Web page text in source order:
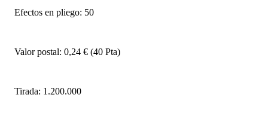
Efectos en pliego: 50
Valor postal: 0,24 € (40 Pta)
Tirada: 1.200.000